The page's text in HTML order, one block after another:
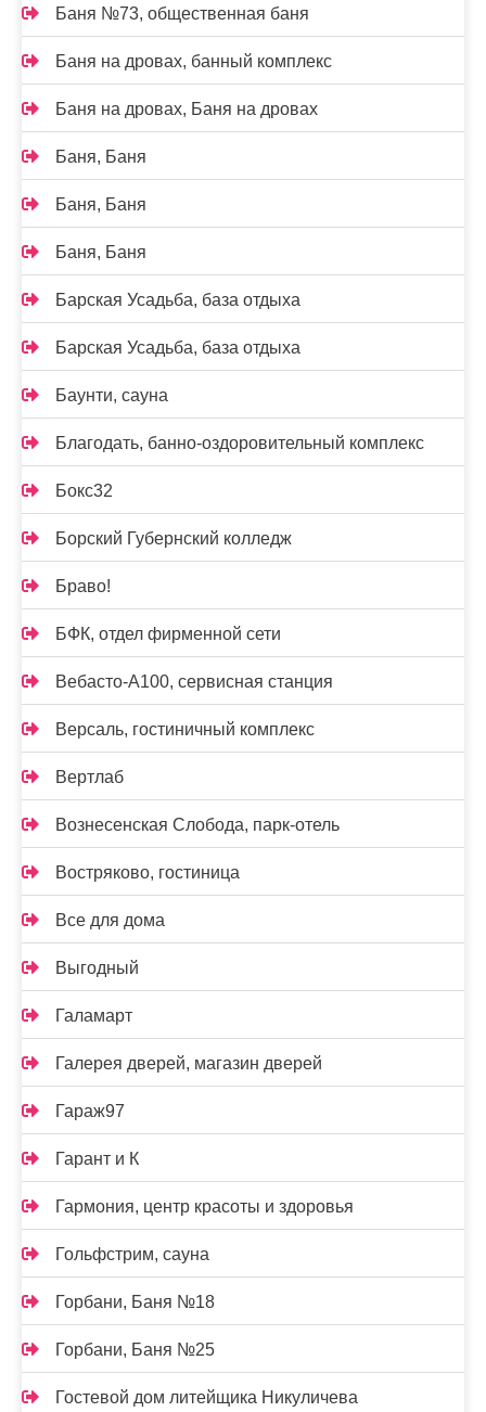
Баня №73, общественная баня
Баня на дровах, банный комплекс
Баня на дровах, Баня на дровах
Баня, Баня
Баня, Баня
Баня, Баня
Барская Усадьба, база отдыха
Барская Усадьба, база отдыха
Баунти, сауна
Благодать, банно-оздоровительный комплекс
Бокс32
Борский Губернский колледж
Браво!
БФК, отдел фирменной сети
Вебасто-А100, сервисная станция
Версаль, гостиничный комплекс
Вертлаб
Вознесенская Слобода, парк-отель
Востряково, гостиница
Все для дома
Выгодный
Галамарт
Галерея дверей, магазин дверей
Гараж97
Гарант и К
Гармония, центр красоты и здоровья
Гольфстрим, сауна
Горбани, Баня №18
Горбани, Баня №25
Гостевой дом литейщика Никуличева